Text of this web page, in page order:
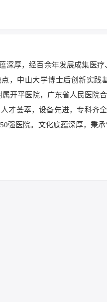
深厚，经百余年发展成集医
，中山大学博士后创新实践
开平医院，广东省人民医院合
才荟萃，设备先进，专科齐
强医院。文化底蕴深厚，秉